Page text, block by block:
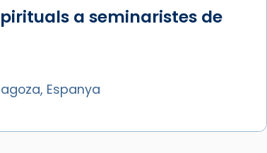
más...
a seminaristes de
Espanya